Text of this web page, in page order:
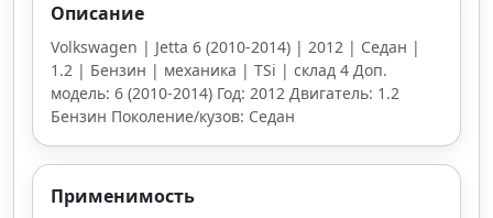
Описание
Volkswagen | Jetta 6 (2010-2014) | 2012 | Седан |
1.2 | Бензин | механика | TSi | склад 4 Доп.
модель: 6 (2010-2014) Год: 2012 Двигатель: 1.2
Бензин Поколение/кузов: Седан
Применимость